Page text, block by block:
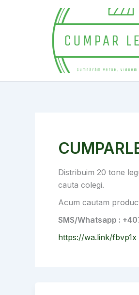
Distribuim 20 tone
cauta colegi.
Acum cautam
SMS/Whatsapp :
https://wa.link/fbvp1x